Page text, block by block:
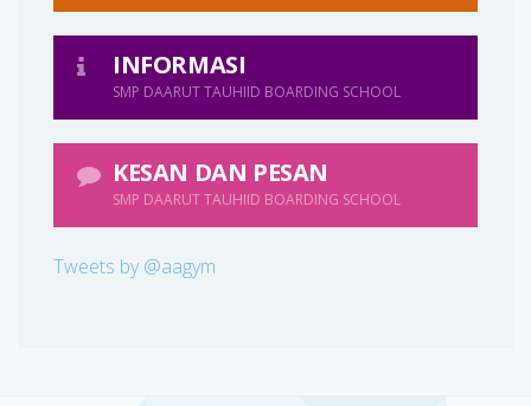
INFORMASI
SMP DAARUT TAUHIID BOARDING SCHOOL
KESAN DAN PESAN
SMP DAARUT TAUHIID BOARDING SCHOOL
Tweets by @aagym